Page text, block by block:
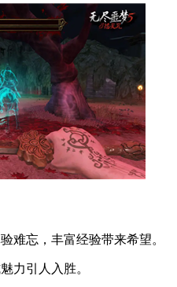
难忘，丰富经验带来希望。
力引人入胜。